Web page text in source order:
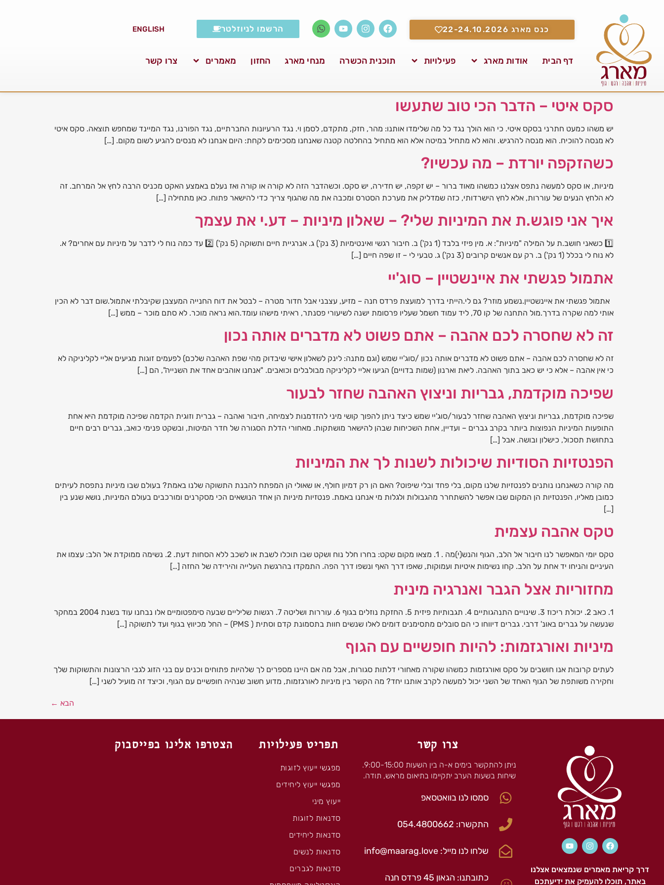
כנס מארג 22-24.10.2026 הרשמו לניוזלטר ENGLISH
דף הבית אודות מארג פעילויות תוכנית הכשרה מנחי מארג החזון מאמרים צרו קשר
סקס איטי – הדבר הכי טוב שתעשו
יש משהו כמעט חתרני בסקס איטי. כי הוא הולך נגד כל מה שלימדו אותנו: מהר, חזק, מתקדם, לסמן וי. נגד הרעיונות החברתיים, נגד הפורנו, נגד המיינד שמחפש תוצאה. סקס איטי
לא מנסה להוכיח. הוא מנסה להרגיש. והוא לא מתחיל במיטה אלא הוא מתחיל בהחלטה קטנה שאנחנו מסכימים לקחת: היום אנחנו לא מנסים להגיע לשום מקום. […]
כשהזקפה יורדת – מה עכשיו?
מיניות, או סקס למעשה נתפס אצלנו כמשהו מאוד ברור – יש זקפה, יש חדירה, יש סקס. וכשהדבר הזה לא קורה או קורה ואז נעלם באמצע האקט מכניס הרבה לחץ אל המרחב. זה
לא הלחץ הנעים של עוררות, אלא לחץ הישרדותי, כזה שמדליק את מערכת הסטרס ומכבה את מה שהגוף צריך כדי להישאר פתוח. כאן מתחילה […]
איך אני פוגש.ת את המיניות שלי? – שאלון מיניות – דע.י את עצמך
1️⃣ כשאני חושב.ת על המילה "מיניות": א. מין פיזי בלבד (1 נק') ב. חיבור רגשי ואינטימיות (3 נק') ג. אנרגיית חיים ותשוקה (5 נק') 2️⃣ עד כמה נוח לי לדבר על מיניות עם אחרים? א.
לא נוח לי בכלל (1 נק') ב. רק עם אנשים קרובים (3 נק') ג. טבעי לי – זו שפה חיים […]
אתמול פגשתי את איינשטיין – סוג'יי
אתמול פגשתי את איינשטיין.נשמע מוזר? גם לי.הייתי בדרך למועצת פרדס חנה – מזיע, עצבני אבל חדור מטרה – לבטל את דוח החנייה המעצבן שקיבלתי אתמול.שום דבר לא הכין
אותי למה שקרה בדרך.מול התחנה של קו 70, ליד עמוד חשמל שעליו פרסומת ישנה לשיעורי פסנתר, ראיתי מישהו עומד.הוא נראה מוכר. לא סתם מוכר – ממש […]
זה לא שחסרה לכם אהבה – אתם פשוט לא מדברים אותה נכון
זה לא שחסרה לכם אהבה – אתם פשוט לא מדברים אותה נכון /סוג'יי שמש (וגם מתנה: לינק לשאלון אישי שיבדוק מהי שפת האהבה שלכם) לפעמים זוגות מגיעים אליי לקליניקה לא
כי אין אהבה – אלא כי יש כאב בתוך האהבה. ליאת וארנון (שמות בדויים) הגיעו אליי לקליניקה מבולבלים וכואבים. "אנחנו אוהבים אחד את השנייה", הם […]
שפיכה מוקדמת, גבריות וניצוץ האהבה שחזר לבעור
שפיכה מוקדמת, גבריות וניצוץ האהבה שחזר לבעור/סוג'יי שמש כיצד ניתן להפוך קושי מיני להזדמנות לצמיחה, חיבור ואהבה – גברית וזוגית הקדמה שפיכה מוקדמת היא אחת
התופעות המיניות הנפוצות ביותר בקרב גברים – ועדיין, אחת השכיחות שבהן להישאר מושתקות. מאחורי הדלת הסגורה של חדר המיטות, ובשקט פנימי כואב, גברים רבים חיים
בתחושת תסכול, כישלון ובושה. אבל […]
הפנטזיות הסודיות שיכולות לשנות לך את המיניות
מה קורה כשאנחנו נותנים לפנטזיות שלנו מקום, בלי פחד ובלי שיפוט? האם הן רק דמיון חולף, או שאולי הן המפתח להבנת התשוקה שלנו באמת? בעולם שבו מיניות נתפסת לעיתים
כמובן מאליו, הפנטזיות הן המקום שבו אפשר להשתחרר מהגבולות ולגלות מי אנחנו באמת. פנטזיות מיניות הן אחד הנושאים הכי מסקרנים ומורכבים בעולם המיניות, נושא שנע בין
[…]
טקס אהבה עצמית
טקס יומי המאפשר לנו חיבור אל הלב, הגוף והנש(י)מה . 1. מצאו מקום שקט: בחרו חלל נוח ושקט שבו תוכלו לשבת או לשכב ללא הסחות דעת. 2. נשימה ממוקדת אל הלב: עצמו את
העיניים והניחו יד אחת על הלב. קחו נשימות איטיות ועמוקות, שאפו דרך האף ונשפו דרך הפה. התמקדו בהרגשת העלייה והירידה של החזה […]
מחזוריות אצל הגבר ואנרגיה מינית
1. כאב 2. יכולת ריכוז 3. שינויים התנהגותיים 4. תגבותיות פיזית 5. החזקת נוזלים בגוף 6. עוררות ושליטה 7. רגשות שליליים שבעה סימפטומיים אלו נבחנו עוד בשנת 2004 במחקר
שנעשה על גברים באונ' דרבי. גברים דיווחו כי הם סובלים מתסימנים דומים לאלו שנשים חוות בתסמונת קדם וסתית ( PMS) – החל מכיווץ בגוף ועד לתשוקה […]
מיניות ואורגזמות: להיות חופשיים עם הגוף
לעתים קרובות אנו חושבים על סקס ואורגזמות כמשהו שקורה מאחורי דלתות סגורות, אבל מה אם היינו מספרים לך שלהיות פתוחים וכנים עם בני הזוג לגבי הרצונות והתשוקות שלך
וחקירה משותפת של הגוף האחד של השני יכול למעשה לקרב אותנו יחד? מה הקשר בין מיניות לאורגזמות, מדוע חשוב שנהיה חופשיים עם הגוף, וכיצד זה מועיל לשני […]
הבא ←
דרך קריאת מאמרים שנמצאים אצלנו
באתר, תוכלו להעמיק את ידיעתכם
צרו קשר
ניתן להתקשר בימים א-ה בין השעות 9:00-15:00.
שיחות בשעות הערב יתקיימו בתיאום מראש, תודה.
סמסו לנו בוואטסאפ
התקשרו: 054.4800662
שלחו לנו מייל: info@maarag.love
כתובתנו: הגאון 45 פרדס חנה
תפריט פעילויות
מפגשי ייעוץ לזוגות
מפגשי ייעוץ ליחידים
ייעוץ מיני
סדנאות לזוגות
סדנאות ליחידים
סדנאות לנשים
סדנאות לגברים
הצטרפו אלינו בפייסבוק